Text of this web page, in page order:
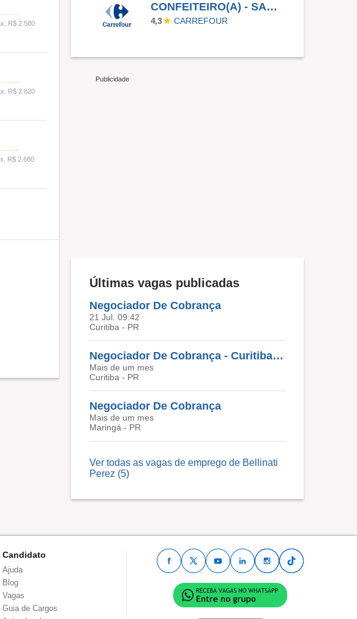
CONFEITEIRO(A) - SAM's CLUB PAMPULHA
4,3 CARREFOUR
Últimas vagas publicadas
Negociador De Cobrança
21 Jul. 09:42
Curitiba - PR
Negociador De Cobrança - Curitiba, PR
Mais de um mes
Curitiba - PR
Negociador De Cobrança
Mais de um mes
Maringá - PR
Ver todas as vagas de emprego de Bellinati
Perez (5)
Candidato
Ajuda
Blog
Vagas
Guia de Cargos